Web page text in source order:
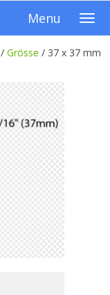
Menu
/ Grösse / 37 x 37 mm